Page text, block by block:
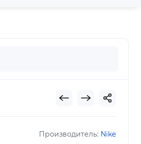
Производитель: Nike